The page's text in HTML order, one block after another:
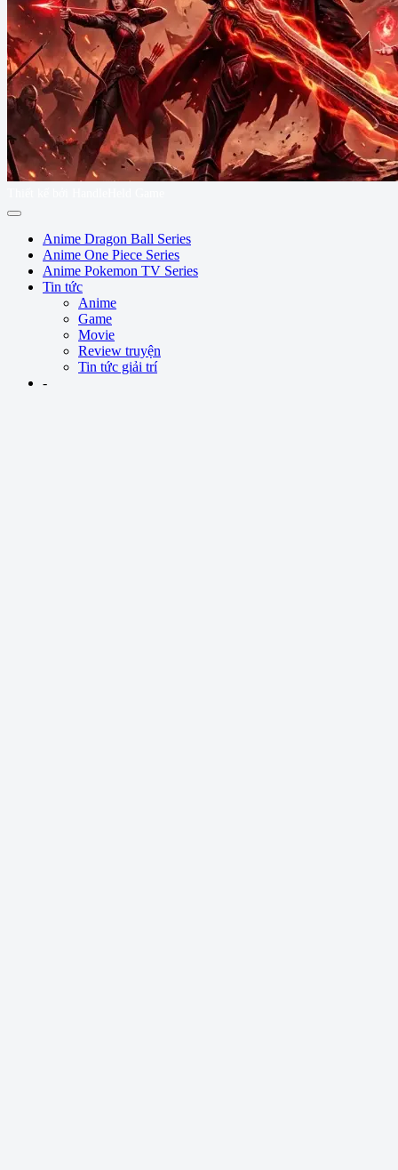
Anime Dragon Ball Series
Anime One Piece Series
Anime Pokemon TV Series
Tin tức
Anime
Game
Movie
Review truyện
Tin tức giải trí
-